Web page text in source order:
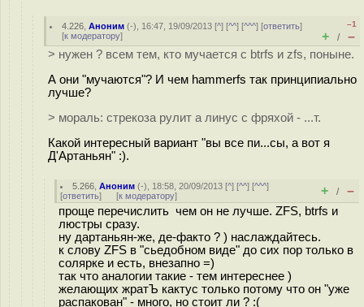
4.226 ,Аноним (-), 16:47, 19/09/2013 [^] [^^] [^^^] [ответить]
[к модератору]
–1
+ / –
> нужен ? всем тем, кто мучается с btrfs и zfs, поныне.
А они "мучаются"? И чем hammerfs так принципиально
лучше?
> мораль: стрекоза рулит а линус с фряхой - ...т.
Какой интересный вариант "вы все пи...сы, а вот я
Д'Артаньян" :).
5.266 ,Аноним (-), 18:58, 20/09/2013 [^] [^^] [^^^]
[ответить] [к модератору] + / –
проще перечислить чем он не лучше. ZFS, btrfs и
люстры сразу.
ну дартаньян-же, де-факто ? ) наслаждайтесь.
к слову ZFS в "сьедобном виде" до сих пор только в
солярке и есть, внезапно =)
так что аналогии такие - тем интереснее )
желающих жратЪ кактус только потому что он "уже
распакован" - много, но стоит ли ? :(